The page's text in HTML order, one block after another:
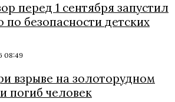
перед 1 сентября запустил
безопасности детских
08:49
взрыве на золоторудном
погиб человек